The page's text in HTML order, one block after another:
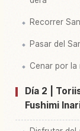
Recorrer
Pasar del
Cenar por
Día 2 |
Fushimi